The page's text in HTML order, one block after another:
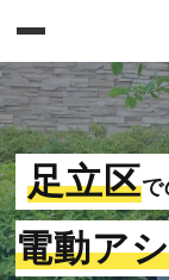
足立区
電動ア